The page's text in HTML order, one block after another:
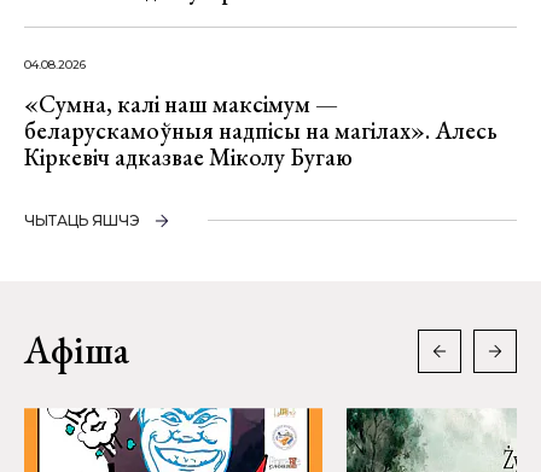
04.08.2026
«Сумна, калі наш максімум —
беларускамоўныя надпісы на магілах». Алесь
Кіркевіч адказвае Міколу Бугаю
ЧЫТАЦЬ ЯШЧЭ
Афіша